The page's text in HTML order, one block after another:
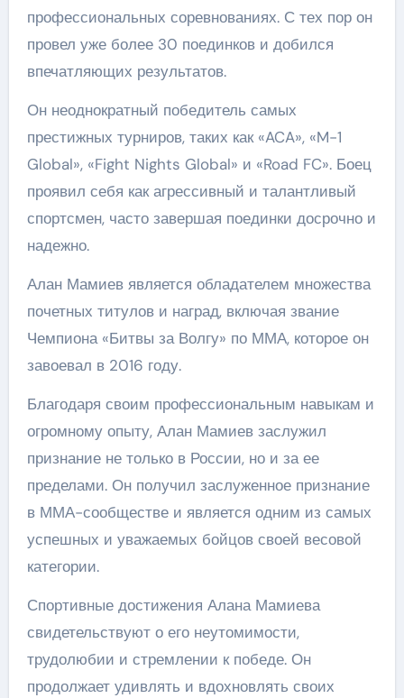
профессиональных соревнованиях. С тех пор он
провел уже более 30 поединков и добился
впечатляющих результатов.
Он неоднократный победитель самых
престижных турниров, таких как «ACA», «M-1
Global», «Fight Nights Global» и «Road FC». Боец
проявил себя как агрессивный и талантливый
спортсмен, часто завершая поединки досрочно и
надежно.
Алан Мамиев является обладателем множества
почетных титулов и наград, включая звание
Чемпиона «Битвы за Волгу» по ММА, которое он
завоевал в 2016 году.
Благодаря своим профессиональным навыкам и
огромному опыту, Алан Мамиев заслужил
признание не только в России, но и за ее
пределами. Он получил заслуженное признание
в ММА-сообществе и является одним из самых
успешных и уважаемых бойцов своей весовой
категории.
Спортивные достижения Алана Мамиева
свидетельствуют о его неутомимости,
трудолюбии и стремлении к победе. Он
продолжает удивлять и вдохновлять своих